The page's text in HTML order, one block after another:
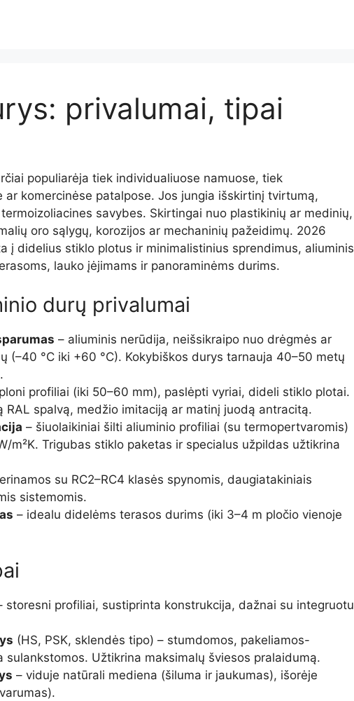
privalumai, tipai
populiarėja tiek individualiuose namuose, tiek
ar komercinėse patalpose. Jos jungia išskirtinį tvirtumą,
savybes. Skirtingai nuo plastikinių ar medinių,
oro sąlygų, korozijos ar mechaninių pažeidimų. 2026
į didelius stiklo plotus ir minimalistinius sprendimus, aliuminis
lauko įėjimams ir panoraminėms durims.
durų privalumai
– aliuminis nerūdija, neišsikraipo nuo drėgmės ar
(–40 °C iki +60 °C). Kokybiškos durys tarnauja 40–50 metų
profiliai (iki 50–60 mm), paslėpti vyriai, dideli stiklo plotai.
RAL spalvą, medžio imitaciją ar matinį juodą antracitą.
– šiuolaikiniai šilti aliuminio profiliai (su termopertvaromis)
m²K. Trigubas stiklo paketas ir specialus užpildas užtikrina
su RC2–RC4 klasės spynomis, daugiatakiniais
sistemomis.
– idealu didelėms terasos durims (iki 3–4 m pločio vienoje
storesni profiliai, sustiprinta konstrukcija, dažnai su integruotu
(HS, PSK, sklendės tipo) – stumdomos, pakeliamos-
sulankstomos. Užtikrina maksimalų šviesos pralaidumą.
– viduje natūrali mediena (šiluma ir jaukumas), išorėje